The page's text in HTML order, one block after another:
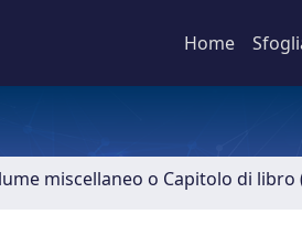
Home
miscellaneo o Capitolo di libro